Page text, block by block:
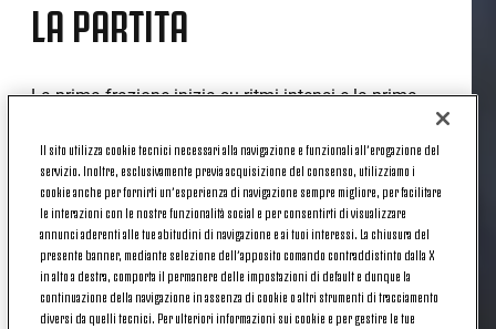
LA PARTITA
La prima frazione inizia su ritmi intensi e la prima
che impegna Fogli. Al minuto 12 è sempre
l’attaccante con la maglia numero 17 il
protagonista: Hasa viene atterrato in area e Chibozo
trasforma il calcio di rigore che sblocca il risultato,
0-1. La Fiorentina prova a reagire e al 26’ impegna
Senko con Frison che risponde presente alla prima
vera palla gol costruita dai padroni di casa. Nella
Il sito utilizza cookie tecnici necessari alla navigazione e funzionali all’erogazione del
servizio. Inoltre, esclusivamente previa acquisizione del consenso, utilizziamo i
cookie anche per fornirti un’esperienza di navigazione sempre migliore, per facilitare
le interazioni con le nostre funzionalità social e per consentirti di visualizzare
annunci aderenti alle tue abitudini di navigazione e ai tuoi interessi. La chiusura del
presente banner, mediante selezione dell’apposito comando contraddistinto dalla X
in alto a destra, comporta il permanere delle impostazioni di default e dunque la
continuazione della navigazione in assenza di cookie o altri strumenti di tracciamento
diversi da quelli tecnici. Per ulteriori informazioni sui cookie e per gestire le tue